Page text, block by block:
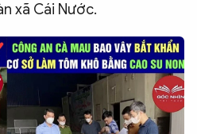
Podcast
Ảnh
nghệ Công an
xã Cái Nước.